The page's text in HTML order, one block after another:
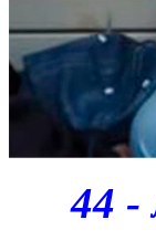
44 -